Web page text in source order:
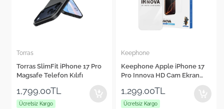
Keephone
Keephone Apple iPhone 17
Pro Innova HD Cam Ekran
1,299.00TL
Ücretsiz Kargo
Cepax
Cepax Foldable iPad Air 11"
2024 Kalem Bölmeli Standlı
1,560.00TL
Ücretsiz Kargo